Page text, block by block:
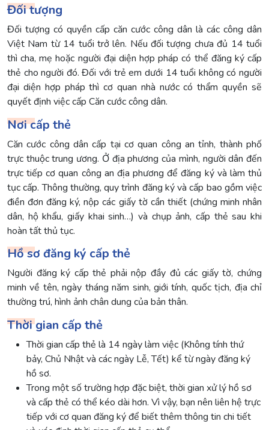
Đối tượng
Đối tượng có quyền cấp căn cước công dân là các công dân
Việt Nam từ 14 tuổi trở lên. Nếu đối tượng chưa đủ 14 tuổi
thì cha, mẹ hoặc người đại diện hợp pháp có thể đăng ký cấp
thẻ cho người đó. Đối với trẻ em dưới 14 tuổi không có người
đại diện hợp pháp thì cơ quan nhà nước có thẩm quyền sẽ
quyết định việc cấp Căn cước công dân.
Nơi cấp thẻ
Căn cước công dân cấp tại cơ quan công an tỉnh, thành phố
trực thuộc trung ương. Ở địa phương của mình, người dân đến
trực tiếp cơ quan công an địa phương để đăng ký và làm thủ
tục cấp. Thông thường, quy trình đăng ký và cấp bao gồm việc
điền đơn đăng ký, nộp các giấy tờ cần thiết (chứng minh nhân
dân, hộ khẩu, giấy khai sinh…) và chụp ảnh, cấp thẻ sau khi
hoàn tất thủ tục.
Hồ sơ đăng ký cấp thẻ
Người đăng ký cấp thẻ phải nộp đầy đủ các giấy tờ, chứng
minh về tên, ngày tháng năm sinh, giới tính, quốc tịch, địa chỉ
thường trú, hình ảnh chân dung của bản thân.
Thời gian cấp thẻ
Thời gian cấp thẻ là 14 ngày làm việc (Không tính thứ
bảy, Chủ Nhật và các ngày Lễ, Tết) kể từ ngày đăng ký
hồ sơ.
Trong một số trường hợp đặc biệt, thời gian xử lý hồ sơ
và cấp thẻ có thể kéo dài hơn. Vì vậy, bạn nên liên hệ trực
tiếp với cơ quan đăng ký để biết thêm thông tin chi tiết